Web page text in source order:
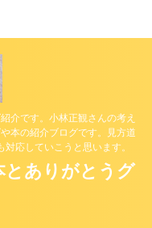
介です。小林正観さんの考え
本の紹介ブログです。見方道
応していこうと思います。
とありがとうグ